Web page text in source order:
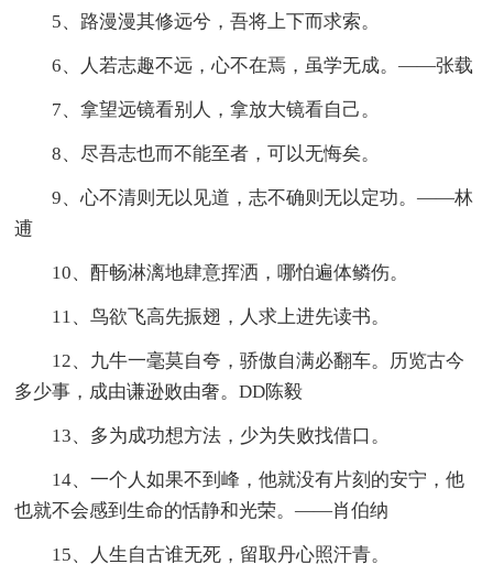
5、路漫漫其修远兮，吾将上下而求索。
6、人若志趣不远，心不在焉，虽学无成。——张载
7、拿望远镜看别人，拿放大镜看自己。
8、尽吾志也而不能至者，可以无悔矣。
9、心不清则无以见道，志不确则无以定功。——林
逋
10、酐畅淋漓地肆意挥洒，哪怕遍体鳞伤。
11、鸟欲飞高先振翅，人求上进先读书。
12、九牛一毫莫自夸，骄傲自满必翻车。历览古今
多少事，成由谦逊败由奢。DD陈毅
13、多为成功想方法，少为失败找借口。
14、一个人如果不到峰，他就没有片刻的安宁，他
也就不会感到生命的恬静和光荣。——肖伯纳
15、人生自古谁无死，留取丹心照汗青。